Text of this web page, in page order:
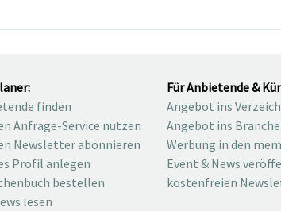
finden
Anfrage-Service nutzen
Newsletter abonnieren
Profil anlegen
bestellen
lesen
Für Anbietende &
Angebot ins
Angebot ins
Werbung in den
Event & News
kostenfreien